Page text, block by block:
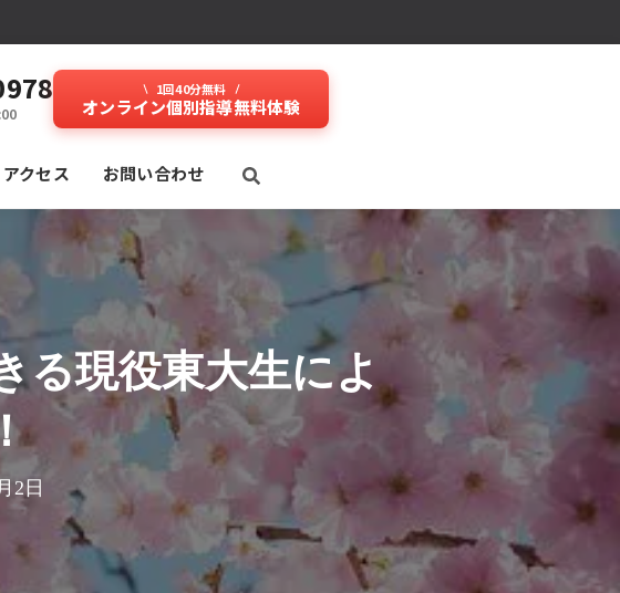
1回40分無料
オンライン個別指導無料体験
アクセス お問い合わせ
る現役東大生によ
2日